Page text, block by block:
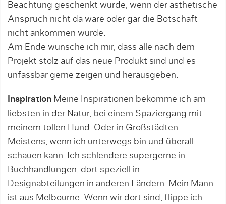
Beachtung geschenkt würde, wenn der ästhetische
Anspruch nicht da wäre oder gar die Botschaft
nicht ankommen würde.
Am Ende wünsche ich mir, dass alle nach dem
Projekt stolz auf das neue Produkt sind und es
unfassbar gerne zeigen und herausgeben.
Inspiration Meine Inspirationen bekomme ich am
liebsten in der Natur, bei einem Spaziergang mit
meinem tollen Hund. Oder in Großstädten.
Meistens, wenn ich unterwegs bin und überall
schauen kann. Ich schlendere supergerne in
Buchhandlungen, dort speziell in
Designabteilungen in anderen Ländern. Mein Mann
ist aus Melbourne. Wenn wir dort sind, flippe ich